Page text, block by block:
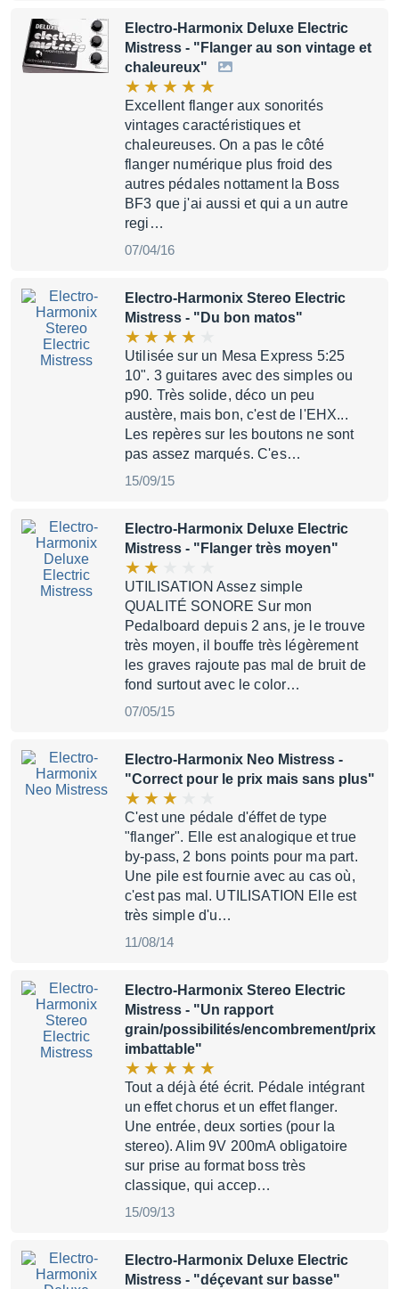
Electro-Harmonix Deluxe Electric
Mistress - "Flanger au son vintage et
chaleureux"
Excellent flanger aux sonorités
vintages caractéristiques et
chaleureuses. On a pas le côté
flanger numérique plus froid des
autres pédales nottament la Boss
BF3 que j'ai aussi et qui a un autre
regi…
07/04/16
Electro-Harmonix Stereo Electric
Mistress - "Du bon matos"
Utilisée sur un Mesa Express 5:25
10". 3 guitares avec des simples ou
p90. Très solide, déco un peu
austère, mais bon, c'est de l'EHX...
Les repères sur les boutons ne sont
pas assez marqués. C'es…
15/09/15
Electro-Harmonix Deluxe Electric
Mistress - "Flanger très moyen"
UTILISATION Assez simple
QUALITÉ SONORE Sur mon
Pedalboard depuis 2 ans, je le trouve
très moyen, il bouffe très légèrement
les graves rajoute pas mal de bruit de
fond surtout avec le color…
07/05/15
Electro-Harmonix Neo Mistress -
"Correct pour le prix mais sans plus"
C'est une pédale d'éffet de type
"flanger". Elle est analogique et true
by-pass, 2 bons points pour ma part.
Une pile est fournie avec au cas où,
c'est pas mal. UTILISATION Elle est
très simple d'u…
11/08/14
Electro-Harmonix Stereo Electric
Mistress - "Un rapport
grain/possibilités/encombrement/prix
imbattable"
Tout a déjà été écrit. Pédale intégrant
un effet chorus et un effet flanger.
Une entrée, deux sorties (pour la
stereo). Alim 9V 200mA obligatoire
sur prise au format boss très
classique, qui accep…
15/09/13
Electro-Harmonix Deluxe Electric
Mistress - "déçevant sur basse"